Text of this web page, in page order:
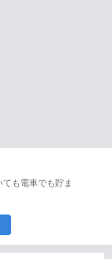
も電車でも貯ま